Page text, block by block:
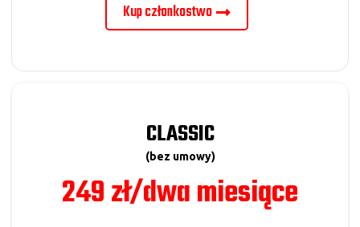
Kup członkostwo
CLASSIC
(bez umowy)
249 zł/dwa miesiące